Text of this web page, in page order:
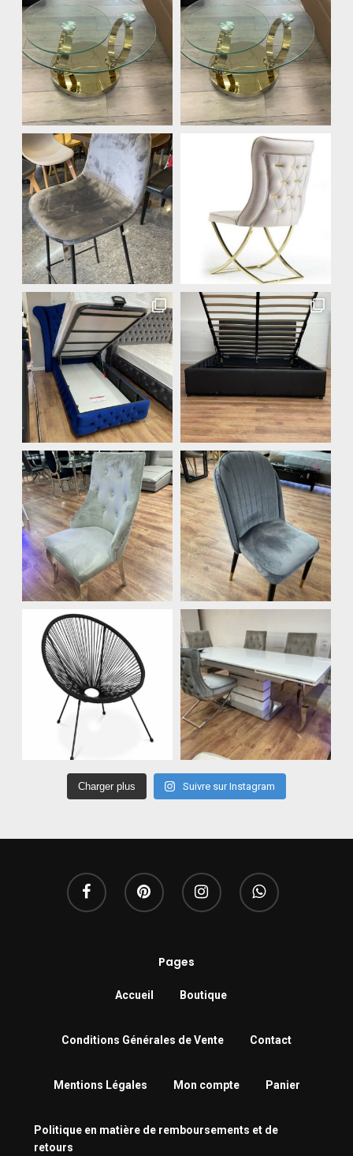
Charger plus Suivre sur Instagram
Pages
Accueil Boutique
Conditions Générales de Vente Contact
Mentions Légales Mon compte Panier
Politique en matière de remboursements et de
retours